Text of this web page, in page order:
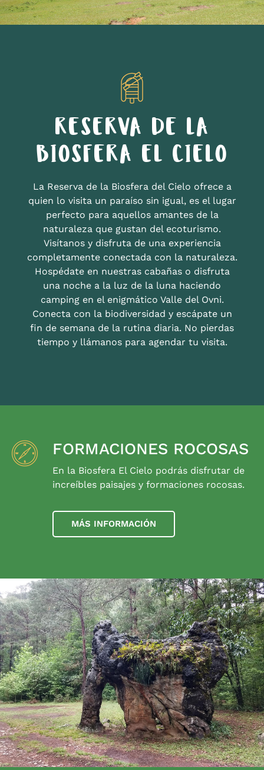
RESERVA DE LA
BIOSFERA EL CIELO
La Reserva de la Biosfera del Cielo ofrece a
quien lo visita un paraíso sin igual, es el lugar
perfecto para aquellos amantes de la
naturaleza que gustan del ecoturismo.
Visítanos y disfruta de una experiencia
completamente conectada con la naturaleza.
Hospédate en nuestras cabañas o disfruta
una noche a la luz de la luna haciendo
camping en el enigmático Valle del Ovni.
Conecta con la biodiversidad y escápate un
fin de semana de la rutina diaria. No pierdas
tiempo y llámanos para agendar tu visita.
FORMACIONES ROCOSAS
En la Biosfera El Cielo podrás disfrutar de
increíbles paisajes y formaciones rocosas.
MÁS INFORMACIÓN